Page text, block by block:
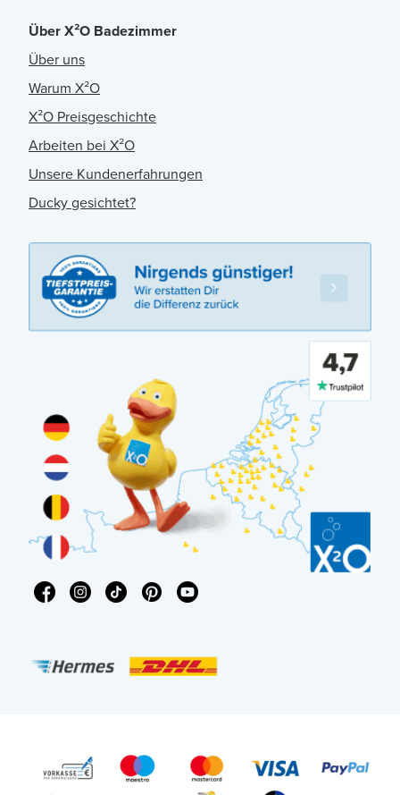
Über X²O Badezimmer
Über uns
Warum X²O
X²O Preisgeschichte
Arbeiten bei X²O
Unsere Kundenerfahrungen
Ducky gesichtet?